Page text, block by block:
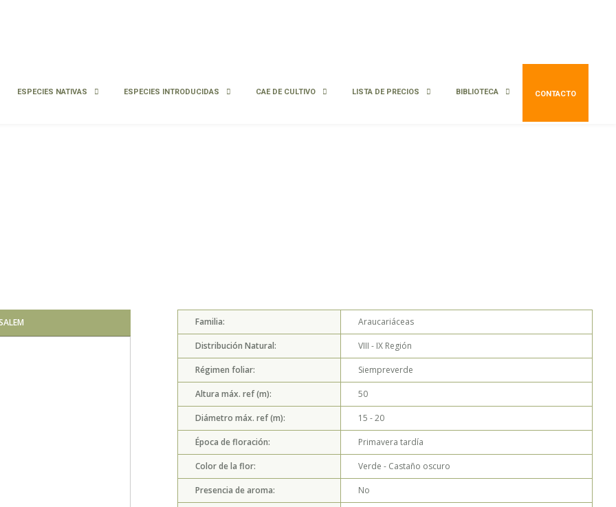
ESPECIES NATIVAS ESPECIES INTRODUCIDAS CAE DE CULTIVO LISTA DE PRECIOS BIBLIOTECA CONTACTO
ARAUCARIA ARAUCANA FRUTO - MARTIN MORALES
Familia: Araucariáceas
Distribución Natural: VIII - IX Región
Régimen foliar: Siempreverde
Altura máx. ref (m): 50
Diámetro máx. ref (m): 15 - 20
Época de floración: Primavera tardía
Color de la flor: Verde - Castaño oscuro
Presencia de aroma: No